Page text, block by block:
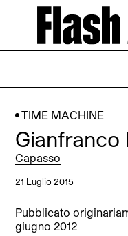
TIME MACHINE
Capasso
21 Luglio 2015
Pubblicato
giugno 2012